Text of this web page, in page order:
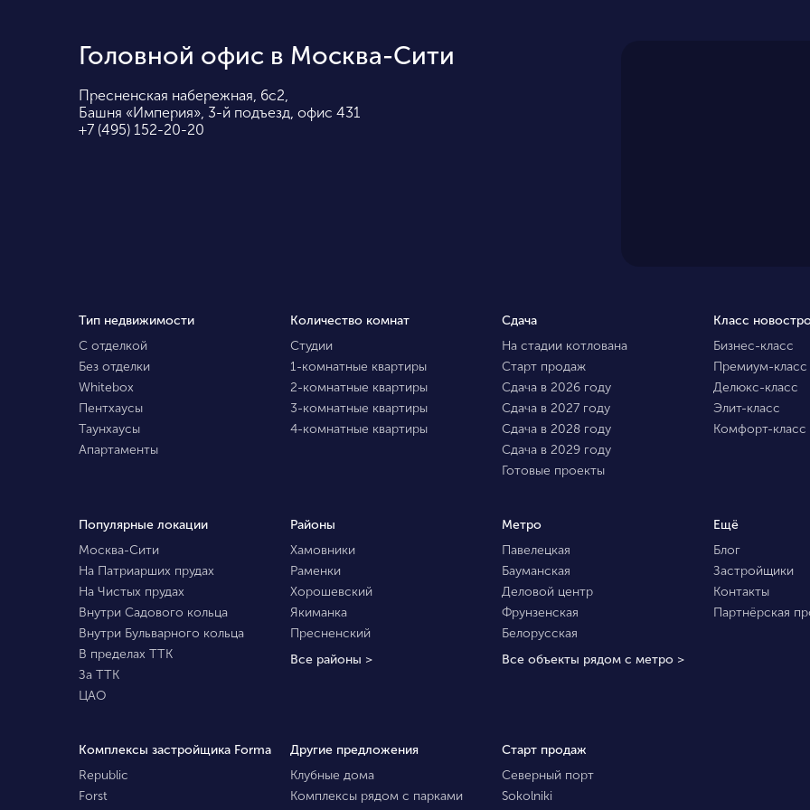
Головной офис в Москва-Сити
Пресненская набережная, 6с2,
Башня «Империя», 3-й подъезд, офис 431
+7 (495) 152-20-20
Тип недвижимости
С отделкой
Без отделки
Whitebox
Пентхаусы
Таунхаусы
Апартаменты
Количество комнат
Студии
1-комнатные квартиры
2-комнатные квартиры
3-комнатные квартиры
4-комнатные квартиры
Сдача
На стадии котлована
Старт продаж
Сдача в 2026 году
Сдача в 2027 году
Сдача в 2028 году
Сдача в 2029 году
Готовые проекты
Класс
Бизнес-класс
Премиум-класс
Делюкс-класс
Элит-класс
Комфорт-класс
Популярные локации
Москва-Сити
На Патриарших прудах
На Чистых прудах
Внутри Садового кольца
Внутри Бульварного кольца
В пределах ТТК
За ТТК
ЦАО
Районы
Хамовники
Раменки
Хорошевский
Якиманка
Пресненский
Все районы >
Метро
Павелецкая
Бауманская
Деловой центр
Фрунзенская
Белорусская
Все объекты рядом с метро >
Ещё
Блог
Застройщики
Контакты
Партнёрская
Комплексы застройщика Forma
Republic
Forst
Другие предложения
Клубные дома
Комплексы рядом с парками
Старт продаж
Северный порт
Sokolniki